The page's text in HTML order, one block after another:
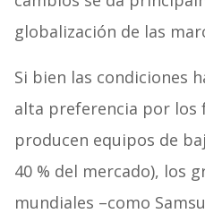
globalización de las
Si bien las condiciones
alta preferencia por los
producen equipos de
40 % del mercado), los
mundiales –como